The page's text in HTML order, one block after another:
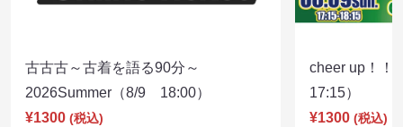
古古古～古着を語る90分～
2026Summer（8/9 18:00）
¥1300 (税込)
cheer up！
17:15）
¥1300 (税込)